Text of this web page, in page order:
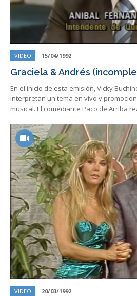
VIDEO 15/04/1992
Graciela & Andrés
En el inicio de esta emisión, Vicky
interpretan un tema en vivo y
musical. El comediante Paco de Arriba
VIDEO 20/03/1992